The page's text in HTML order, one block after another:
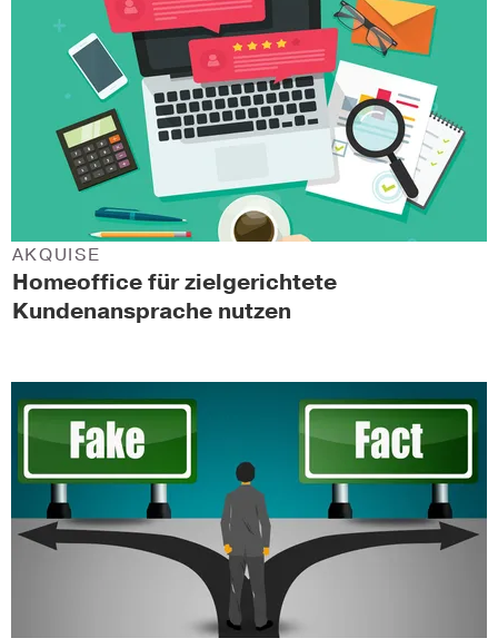
Homeoffice für zielgerichtete
Kundenansprache nutzen
AKQUISE